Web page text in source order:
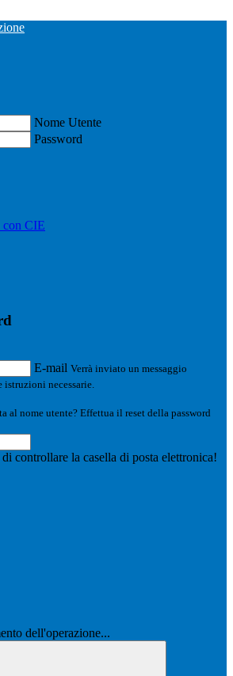
Nome Utente
Password
con CIE
E-mail Verrà inviato un messaggio
necessarie.
al nome utente? Effettua il reset della password
controllare la casella di posta elettronica!
dell'operazione...